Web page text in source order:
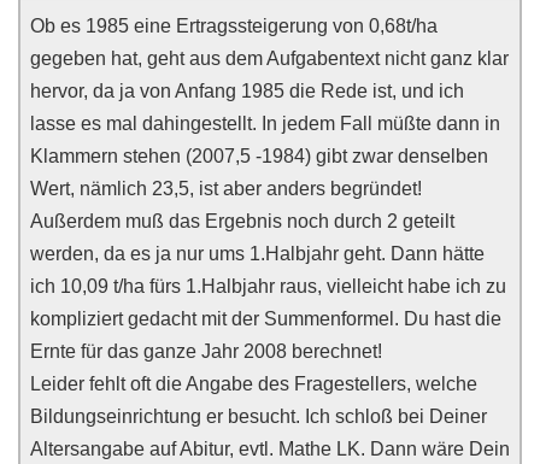
Ob es 1985 eine Ertragssteigerung von 0,68t/ha
gegeben hat, geht aus dem Aufgabentext nicht ganz klar
hervor, da ja von Anfang 1985 die Rede ist, und ich
lasse es mal dahingestellt. In jedem Fall müßte dann in
Klammern stehen (2007,5 -1984) gibt zwar denselben
Wert, nämlich 23,5, ist aber anders begründet!
Außerdem muß das Ergebnis noch durch 2 geteilt
werden, da es ja nur ums 1.Halbjahr geht. Dann hätte
ich 10,09 t/ha fürs 1.Halbjahr raus, vielleicht habe ich zu
kompliziert gedacht mit der Summenformel. Du hast die
Ernte für das ganze Jahr 2008 berechnet!
Leider fehlt oft die Angabe des Fragestellers, welche
Bildungseinrichtung er besucht. Ich schloß bei Deiner
Altersangabe auf Abitur, evtl. Mathe LK. Dann wäre Dein